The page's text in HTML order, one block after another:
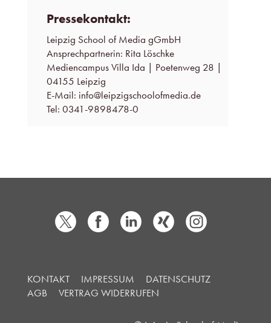
Pressekontakt:
Leipzig School of Media gGmbH
Ansprechpartnerin: Rita Löschke
Mediencampus Villa Ida | Poetenweg 28 |
04155 Leipzig
E-Mail: info@leipzigschoolofmedia.de
Tel: 0341-9898478-0
KONTAKT IMPRESSUM
DATENSCHUTZ
AGB
VERTRAG WIDERRUFEN